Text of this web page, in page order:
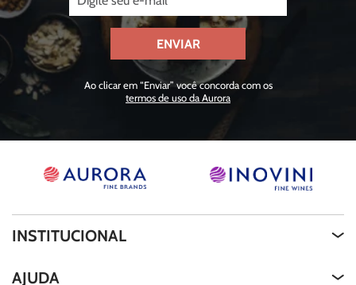
ENVIAR
Ao clicar em “Enviar” você concorda com os
termos de uso da Aurora
INSTITUCIONAL
Quem Somos
AJUDA